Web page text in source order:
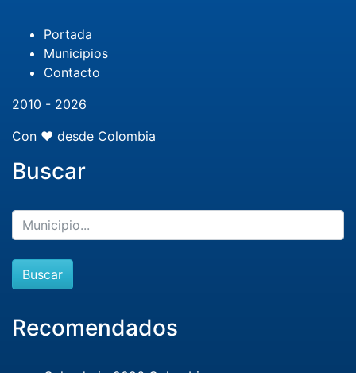
Portada
Municipios
Contacto
2010 - 2026
Con ❤️ desde Colombia
Buscar
Buscar
Recomendados